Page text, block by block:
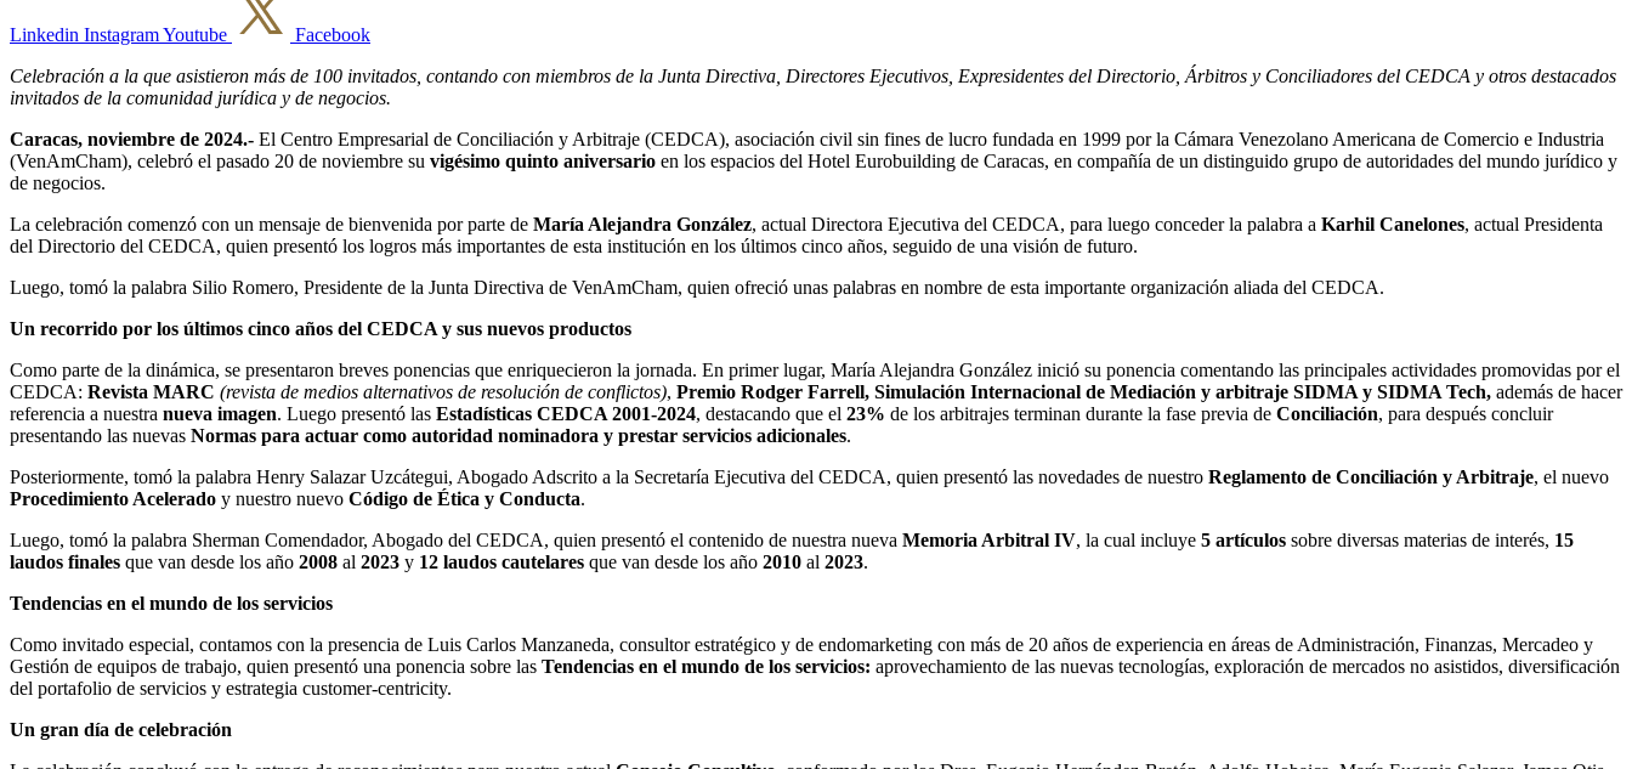
Linkedin InstagramYoutube
Facebook
Celebración a la que asistieron más de 100 invitados, contando con miembros de la Junta Directiva, Directores Ejecutivos, Expresidentes del Directorio, Árbitros y Conciliadores del CEDCA y otros destacados
invitados de la comunidad jurídica y de negocios.
Caracas, noviembre de 2024.- El Centro Empresarial de Conciliación y Arbitraje (CEDCA), asociación civil sin fines de lucro fundada en 1999 por la Cámara Venezolano Americana de Comercio e Industria
(VenAmCham), celebró el pasado 20 de noviembre su vigésimo quinto aniversario en los espacios del Hotel Eurobuilding de Caracas, en compañía de un distinguido grupo de autoridades del mundo jurídico y
de negocios.
La celebración comenzó con un mensaje de bienvenida por parte de María Alejandra González, actual Directora Ejecutiva del CEDCA, para luego conceder la palabra a Karhil Canelones, actual Presidenta
del Directorio del CEDCA, quien presentó los logros más importantes de esta institución en los últimos cinco años, seguido de una visión de futuro.
Luego, tomó la palabra Silio Romero, Presidente de la Junta Directiva de VenAmCham, quien ofreció unas palabras en nombre de esta importante organización aliada del CEDCA.
Un recorrido por los últimos cinco años del CEDCA y sus nuevos productos
Como parte de la dinámica, se presentaron breves ponencias que enriquecieron la jornada. En primer lugar, María Alejandra González inició su ponencia comentando las principales actividades promovidas por el
CEDCA: Revista MARC (revista de medios alternativos de resolución de conflictos), Premio Rodger Farrell, Simulación Internacional de Mediación y arbitraje SIDMA y SIDMA Tech, además de hacer
referencia a nuestra nueva imagen. Luego presentó las Estadísticas CEDCA 2001-2024, destacando que el 23% de los arbitrajes terminan durante la fase previa de Conciliación, para después concluir
presentando las nuevas Normas para actuar como autoridad nominadora y prestar servicios adicionales.
Posteriormente, tomó la palabra Henry Salazar Uzcátegui, Abogado Adscrito a la Secretaría Ejecutiva del CEDCA, quien presentó las novedades de nuestro Reglamento de Conciliación y Arbitraje, el nuevo
Procedimiento Acelerado y nuestro nuevo Código de Ética y Conducta.
Luego, tomó la palabra Sherman Comendador, Abogado del CEDCA, quien presentó el contenido de nuestra nueva Memoria Arbitral IV, la cual incluye 5 artículos sobre diversas materias de interés, 15
laudos finales que van desde los año 2008 al 2023 y 12 laudos cautelares que van desde los año 2010 al 2023.
Tendencias en el mundo de los servicios
Como invitado especial, contamos con la presencia de Luis Carlos Manzaneda, consultor estratégico y de endomarketing con más de 20 años de experiencia en áreas de Administración, Finanzas, Mercadeo y
Gestión de equipos de trabajo, quien presentó una ponencia sobre las Tendencias en el mundo de los servicios: aprovechamiento de las nuevas tecnologías, exploración de mercados no asistidos, diversificación
del portafolio de servicios y estrategia customer-centricity.
Un gran día de celebración